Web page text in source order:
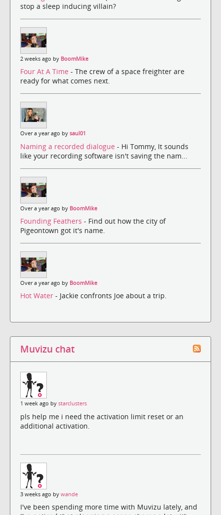
stop a sleep inducing villain?
2 weeks ago by BoomMike
Four At A Time - The crew of a space freighter are
ready for what comes next.
Over a year ago by saul01
Naming a recorded dialogue - Hi Tommy, It sounds
like your recording software isn't saving the nam...
Over a year ago by BoomMike
Founding Feathers - Find out how the city of
Pigeontown got it's name.
Over a year ago by BoomMike
Hot Water - Jackie confronts Joe about a trip.
Muvizu chat
1 week ago by starclusters
pls help me i need the activation limit reset or an
additional activation.
3 weeks ago by wande
I've been spending more time with Muvizu lately, and